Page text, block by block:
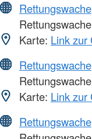
Rettungswache
Karte: Link zur
Rettungswache
Karte: Link zur
Rettungswache